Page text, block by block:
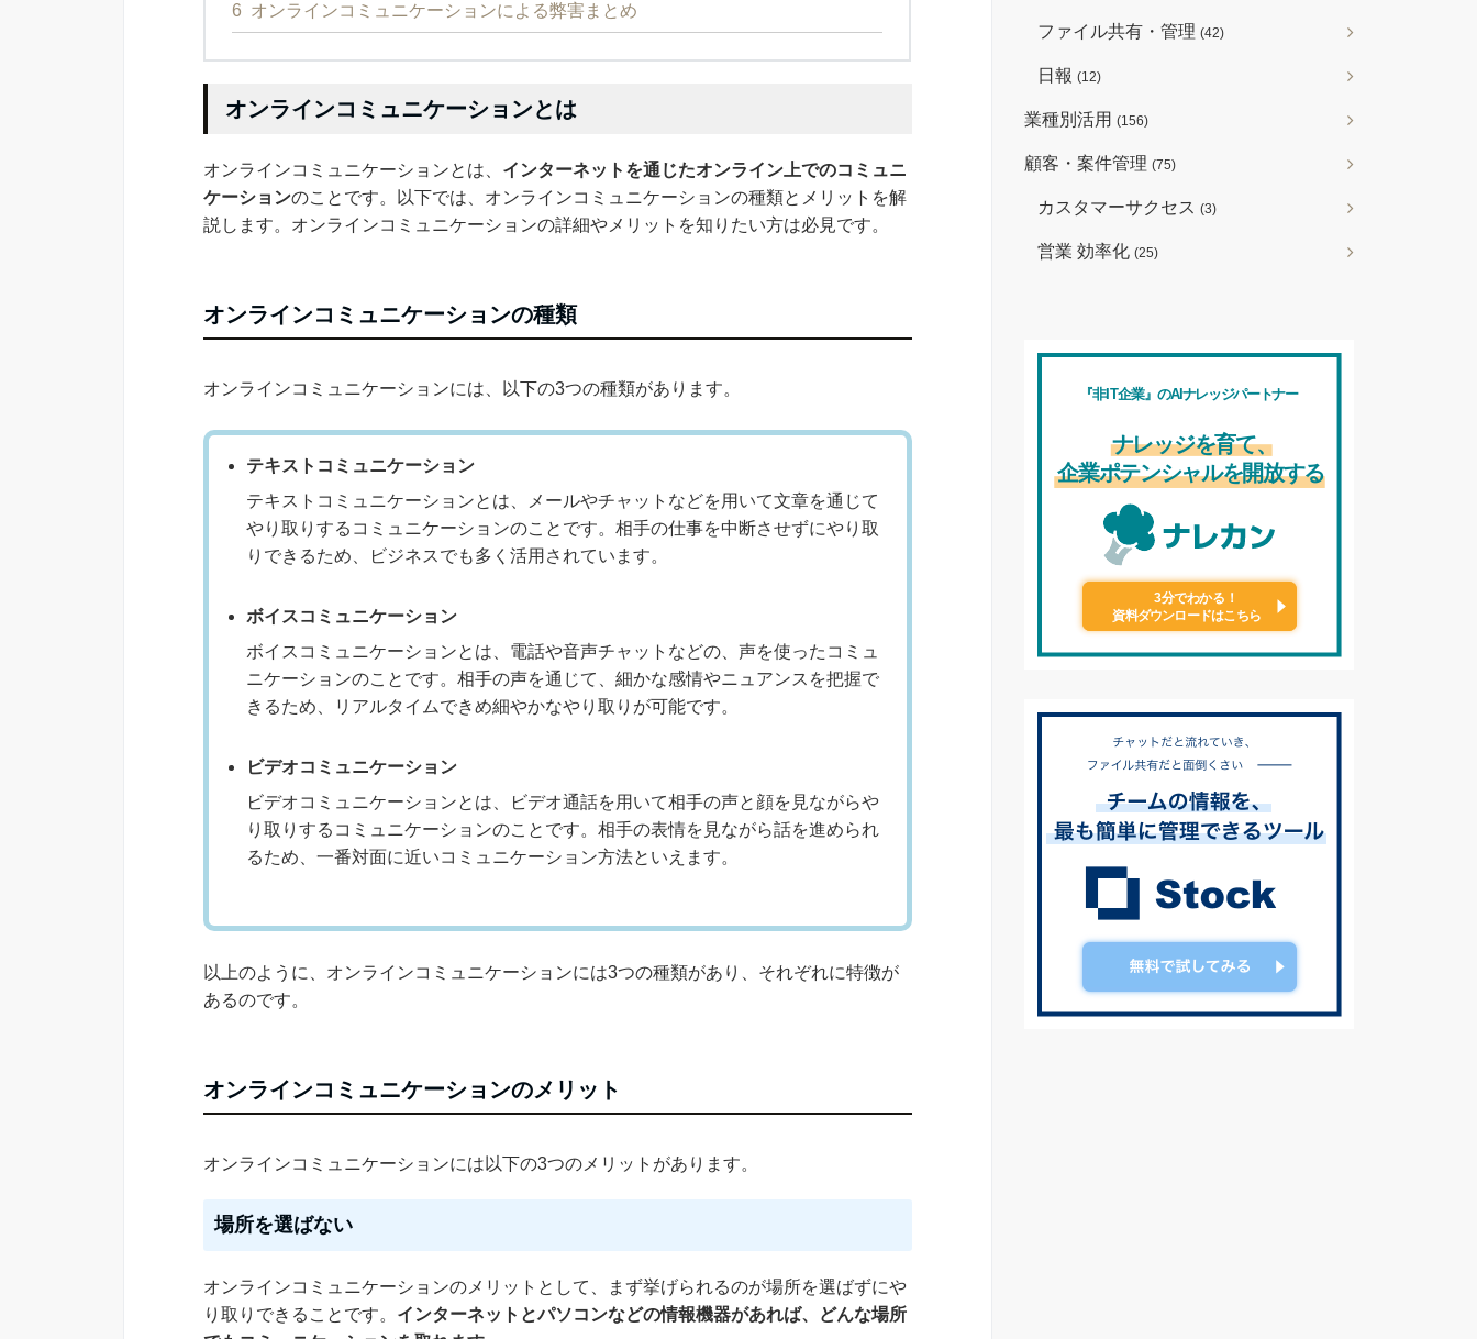
6 オンラインコミュニケーションによる弊害まとめ
オンラインコミュニケーションとは
オンラインコミュニケーションとは、 インターネットを通じたオンライン上でのコミュニ
ケーションのことです。以下では、オンラインコミュニケーションの種類とメリットを解
説します。オンラインコミュニケーションの詳細やメリットを知りたい方は必見です。
オンラインコミュニケーションの種類
オンラインコミュニケーションには、以下の3つの種類があります。
テキストコミュニケーション
テキストコミュニケーションとは、メールやチャットなどを用いて文章を通じて
やり取りするコミュニケーションのことです。相手の仕事を中断させずにやり取
りできるため、ビジネスでも多く活用されています。
ボイスコミュニケーション
ボイスコミュニケーションとは、電話や音声チャットなどの、声を使ったコミュ
ニケーションのことです。相手の声を通じて、細かな感情やニュアンスを把握で
きるため、リアルタイムできめ細やかなやり取りが可能です。
ビデオコミュニケーション
ビデオコミュニケーションとは、ビデオ通話を用いて相手の声と顔を見ながらや
り取りするコミュニケーションのことです。相手の表情を見ながら話を進められ
るため、一番対面に近いコミュニケーション方法といえます。
以上のように、オンラインコミュニケーションには3つの種類があり、それぞれに特徴が
あるのです。
オンラインコミュニケーションのメリット
オンラインコミュニケーションには以下の3つのメリットがあります。
場所を選ばない
オンラインコミュニケーションのメリットとして、まず挙げられるのが場所を選ばずにや
り取りできることです。 インターネットとパソコンなどの情報機器があれば、どんな場所
ファイル共有・管理 (42)
日報 (12)
業種別活用 (156)
顧客・案件管理 (75)
カスタマーサクセス (3)
営業 効率化 (25)